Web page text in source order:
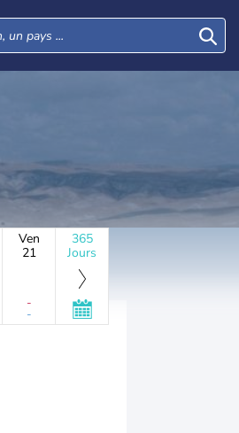
Ven
21
-
-
365
Jours